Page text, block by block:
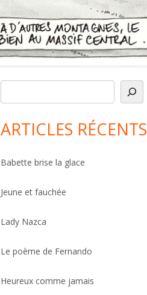
Sidebar
e
c
h
c
e
ARTICLES RÉCENTS
Babette brise la glace
Jeune et fauchée
Lady Nazca
Le poème de Fernando
Heureux comme jamais